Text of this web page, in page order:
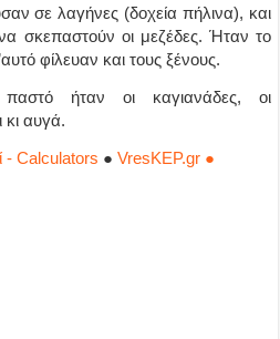
σε λαγήνες (δοχεία πήλινα), και
σκεπαστούν οι μεζέδες. Ήταν το
φίλευαν και τους ξένους.
ήταν οι καγιανάδες, οι
κι αυγά.
- Calculators ●VresKEP.gr ●